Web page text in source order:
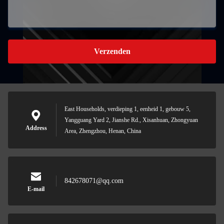
Verzenden
Address
East Households, verdieping 1, eenheid 1, gebouw 5,
Yangguang Yard 2, Jianshe Rd., Xisanhuan, Zhongyuan
Area, Zhengzhou, Henan, China
E-mail
842678071@qq.com